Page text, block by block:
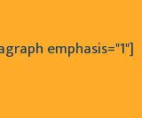
emphasis="1"]